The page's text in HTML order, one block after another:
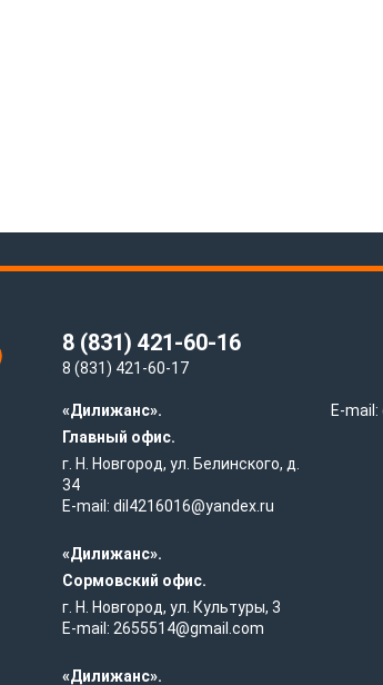
8 (831) 421-60-16
8 (831) 421-60-17
«Дилижанс».
Главный офис.
г. Н. Новгород, ул. Белинского, д.
34
E-mail:dil4216016@yandex.ru
«Дилижанс».
Сормовский офис.
г. Н. Новгород, ул. Культуры, 3
E-mail: 2655514@gmail.com
«Дилижанс».
E-mail: